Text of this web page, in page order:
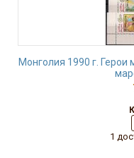
Монголия 1990 г.
1